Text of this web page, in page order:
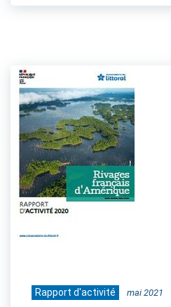
Rapport d'activité mai 2021